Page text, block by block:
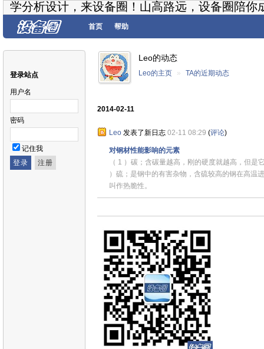
学分析设计，来设备圈！山高路远，设备圈陪你
首页 帮助
登录站点
用户名
密码
记住我
Leo的动态
Leo的主页 » TA的近期动态
2014-02-11
Leo 发表了新日志 02-11 08:29 (评论)
对钢材性能影响的元素
（ 1 ）碳；含碳量越高，刚的硬度就越高，但是
）硫；是钢中的有害杂物，含硫较高的钢在高温
叫作热脆性。